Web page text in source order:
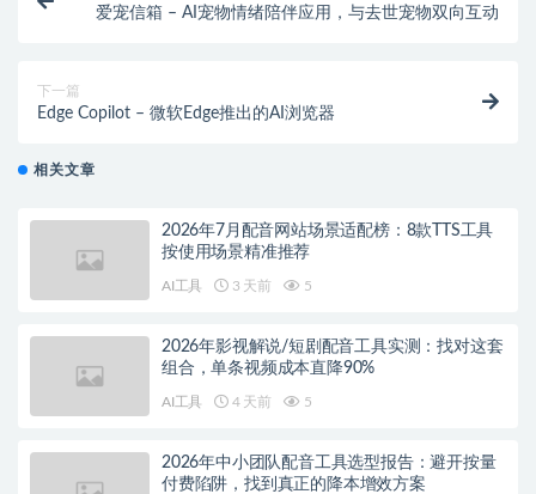
爱宠信箱 – AI宠物情绪陪伴应用，与去世宠物双向互动
下一篇
Edge Copilot – 微软Edge推出的AI浏览器
相关文章
2026年7月配音网站场景适配榜：8款TTS工具
按使用场景精准推荐
AI工具 3 天前 5
2026年影视解说/短剧配音工具实测：找对这套
组合，单条视频成本直降90%
AI工具 4 天前 5
2026年中小团队配音工具选型报告：避开按量
付费陷阱，找到真正的降本增效方案